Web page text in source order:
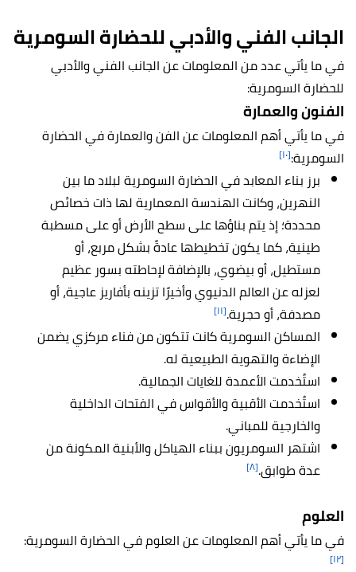
الجانب الفني والأدبي للحضارة السومرية
في ما يأتي عدد من المعلومات عن الجانب الفني والأدبي
للحضارة السومرية:
الفنون والعمارة
في ما يأتي أهم المعلومات عن الفن والعمارة في الحضارة
السومرية:[١٠]
برز بناء المعابد في الحضارة السومرية لبلاد ما بين
النهرين، وكانت الهندسة المعمارية لها ذات خصائص
محددة؛ إذ يتم بناؤها على سطح الأرض أو على مسطبة
طينية، كما يكون تخطيطها عادةً بشكل مربع، أو
مستطيل، أو بيضوي، بالإضافة لإحاطته بسور عظيم
لعزله عن العالم الدنيوي وأخيرًا تزينه بأفاريز عاجية، أو
مصدفة، أو حجرية.[١١]
المساكن السومرية كانت تتكون من فناء مركزي يضمن
الإضاءة والتهوية الطبيعية له.
استُخدمت الأعمدة للغايات الجمالية.
استُخدمت الأقبية والأقواس في الفتحات الداخلية
والخارجية للمباني.
اشتهر السومريون ببناء الهياكل والأبنية المكونة من
عدة طوابق.[٨]
العلوم
في ما يأتي أهم المعلومات عن العلوم في الحضارة السومرية:
[١٢]